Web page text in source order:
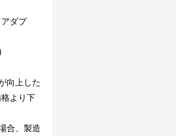
ダプ
向上した
より下
合、製造